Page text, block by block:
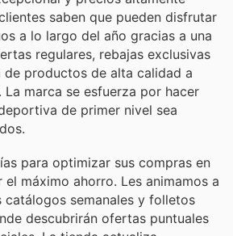
saben que pueden disfrutar
a lo largo del año gracias a una
regulares, rebajas exclusivas
de productos de alta calidad a
La marca se esfuerza por hacer
de primer nivel sea
para optimizar sus compras en
máximo ahorro. Les animamos a
catálogos semanales y folletos
descubrirán ofertas puntuales